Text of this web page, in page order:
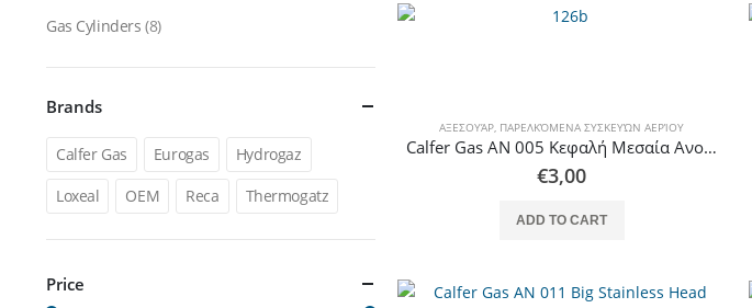
ΑΞΕΣΟΥΆΡ, ΠΑΡΕΛΚΌΜΕΝΑ ΣΥΣΚΕΥΏΝ ΑΕΡΊΟΥ
Calfer Gas AN 005 Κεφαλή Μεσαία Ανοξείδωτη για Ελαφρού Τύπου Επιτραπέζιες Εστίες
€3,00
ADD TO CART
Gas Cylinders (8)
Brands
Calfer Gas Eurogas
Hydrogaz
Loxeal
OEM Reca Thermogatz
Price